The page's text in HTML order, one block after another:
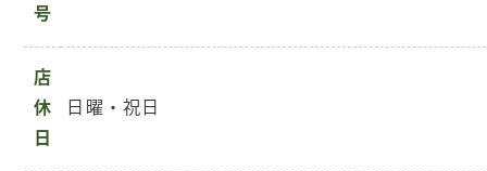
号
店
休
日
日曜・祝日